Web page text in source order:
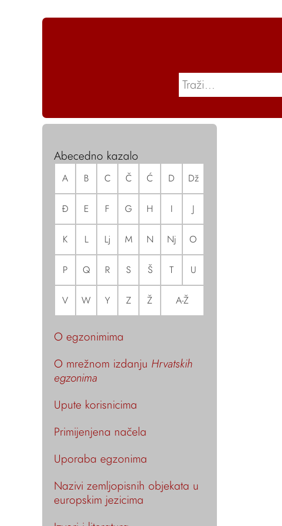
Abecedno kazalo
A B C Č Ć D Dž
Đ E F G H I J
K L Lj M N Nj O
P Q R S Š T U
V W Y Z Ž A-Ž
O egzonimima
O mrežnom izdanju Hrvatskih
egzonima
Upute korisnicima
Primijenjena načela
Uporaba egzonima
Nazivi zemljopisnih objekata u
europskim jezicima